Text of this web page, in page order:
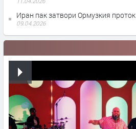
Иран пак затвори Ормузкия проток
09.04.2026